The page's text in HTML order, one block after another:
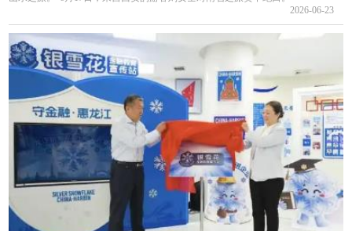
2026-06-23